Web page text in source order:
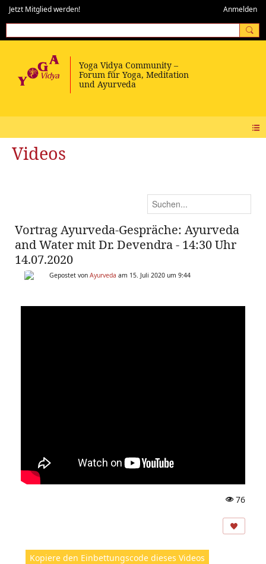
Jetzt Mitglied werden! Anmelden
Videos
Vortrag Ayurveda-Gespräche: Ayurveda
and Water mit Dr. Devendra - 14:30 Uhr
14.07.2020
Gepostet von Ayurveda am 15. Juli 2020 um 9:44
ns
ic
76
Kopiere den Einbettungscode dieses Videos